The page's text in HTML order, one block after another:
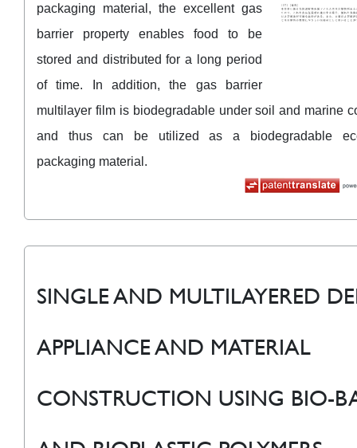
packaging material, the excellent gas
barrier property enables food to be
stored and distributed for a long period
of time. In addition, the gas barrier
multilayer film is biodegradable under soil and marine
and thus can be utilized as a biodegradable
packaging material.
SINGLE AND MULTILAYERED
APPLIANCE AND MATERIAL
CONSTRUCTION USING BIO-